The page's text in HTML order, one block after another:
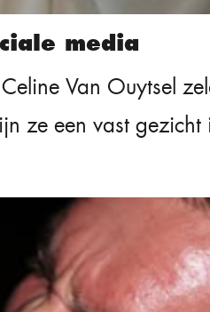
media
Van Ouytsel
ze een vast gezicht